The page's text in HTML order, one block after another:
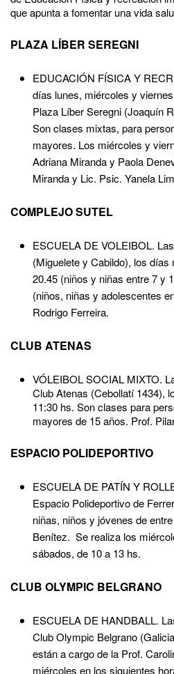
que apunta a fomentar una vida
PLAZA LÍBER SEREGNI
EDUCACIÓN FÍSICA Y
días lunes, miércoles y
Plaza Líber Seregni (Joaquín
Son clases mixtas, para
mayores. Los miércoles y
Adriana Miranda y Paola
Miranda y Lic. Psic. Yanela
COMPLEJO SUTEL
ESCUELA DE VOLEIBOL.
(Miguelete y Cabildo), los
20.45 (niños y niñas entre 7 y
(niños, niñas y adolescentes
Rodrigo Ferreira.
CLUB ATENAS
VÓLEIBOL SOCIAL MIXTO.
Club Atenas (Cebollatí 1434),
11:30 hs. Son clases para
mayores de 15 años. Prof.
ESPACIO POLIDEPORTIVO
ESCUELA DE PATÍN Y
Espacio Polideportivo de
niñas, niños y jóvenes de
Benítez. Se realiza los
sábados, de 10 a 13 hs.
CLUB OLYMPIC BELGRANO
ESCUELA DE HANDBALL.
Club Olympic Belgrano
están a cargo de la Prof.
miércoles en los siguientes